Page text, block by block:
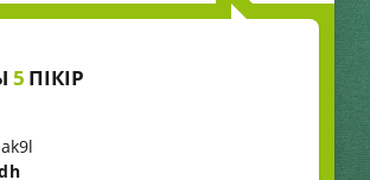
5 ПІКІР